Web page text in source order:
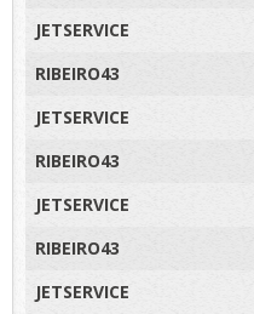
JETSERVICE
RIBEIRO43
JETSERVICE
RIBEIRO43
JETSERVICE
RIBEIRO43
JETSERVICE